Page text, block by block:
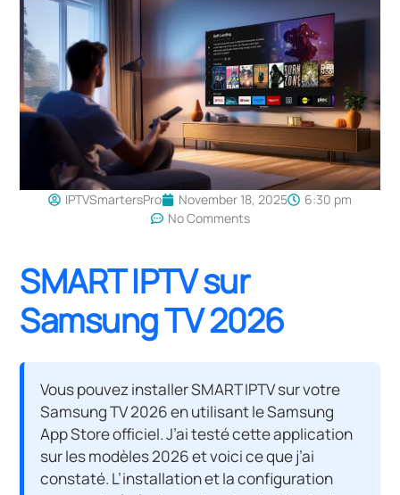
IPTVSmartersPro November 18, 2025
6:30 pm
No Comments
SMART IPTV sur
Samsung TV 2026
Vous pouvez installer SMART IPTV sur votre
Samsung TV 2026 en utilisant le Samsung
App Store officiel. J’ai testé cette application
sur les modèles 2026 et voici ce que j’ai
constaté. L’installation et la configuration